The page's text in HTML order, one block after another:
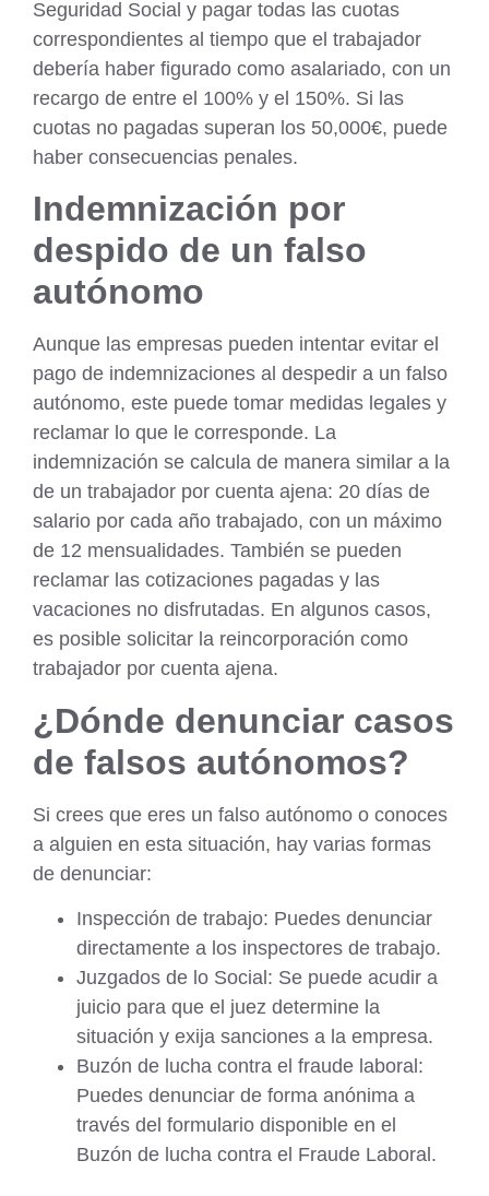
Seguridad Social y pagar todas las cuotas
correspondientes al tiempo que el trabajador
debería haber figurado como asalariado, con un
recargo de entre el 100% y el 150%. Si las
cuotas no pagadas superan los 50,000€, puede
haber consecuencias penales.
Indemnización por
despido de un falso
autónomo
Aunque las empresas pueden intentar evitar el
pago de indemnizaciones al despedir a un falso
autónomo, este puede tomar medidas legales y
reclamar lo que le corresponde. La
indemnización se calcula de manera similar a la
de un trabajador por cuenta ajena: 20 días de
salario por cada año trabajado, con un máximo
de 12 mensualidades. También se pueden
reclamar las cotizaciones pagadas y las
vacaciones no disfrutadas. En algunos casos,
es posible solicitar la reincorporación como
trabajador por cuenta ajena.
¿Dónde denunciar casos
de falsos autónomos?
Si crees que eres un falso autónomo o conoces
a alguien en esta situación, hay varias formas
de denunciar:
Inspección de trabajo: Puedes denunciar
directamente a los inspectores de trabajo.
Juzgados de lo Social: Se puede acudir a
juicio para que el juez determine la
situación y exija sanciones a la empresa.
Buzón de lucha contra el fraude laboral:
Puedes denunciar de forma anónima a
través del formulario disponible en el
Buzón de lucha contra el Fraude Laboral.